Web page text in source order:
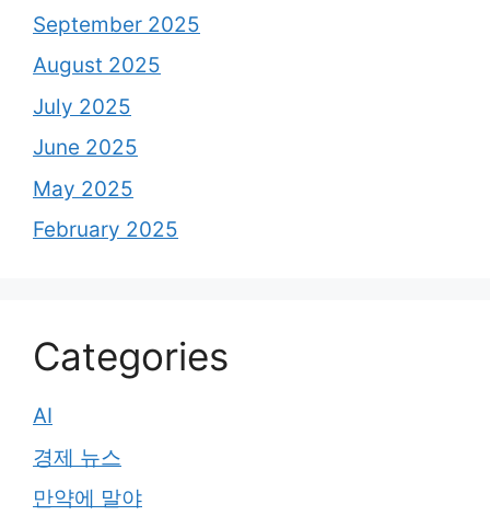
September 2025
August 2025
July 2025
June 2025
May 2025
February 2025
Categories
AI
경제 뉴스
만약에 말야